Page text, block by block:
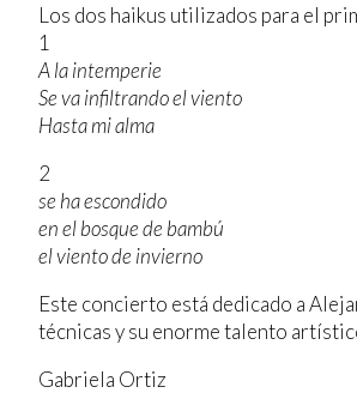
Los dos haikus utilizados para el
1
A la intemperie
Se va infiltrando el viento
Hasta mi alma
2
se ha escondido
en el bosque de bambú
el viento de invierno
Este concierto está dedicado a
técnicas y su enorme talento
Gabriela Ortiz